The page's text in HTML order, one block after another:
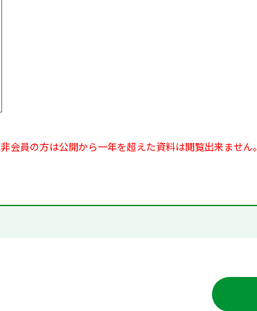
非会員の方は公開から一年を超えた資料は閲覧出来ません。